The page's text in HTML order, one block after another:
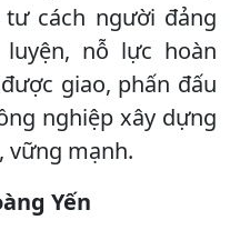
cách người đảng
nỗ lực hoàn
giao, phấn đấu
nghiệp xây dựng
vững mạnh.
Yến